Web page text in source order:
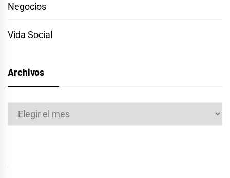
Negocios
Vida Social
Archivos
Archivos